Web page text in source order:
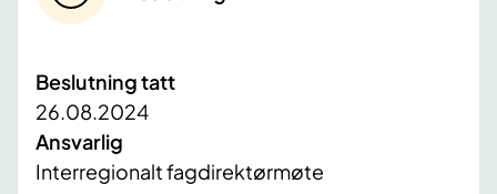
Beslutning tatt
26.08.2024
Ansvarlig
Interregionalt fagdirektørmøte